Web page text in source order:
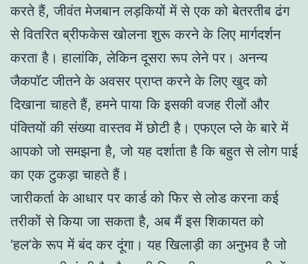
करते हैं, जीवंत मेजबान लड़कियों में से एक को बेतरतीब ढंग
से वितरित ब्रीफकेस खोलना शुरू करने के लिए मार्गदर्शन
करता है। हालांकि, लेकिन दूसरा रूप लेने पर। अनन्य
जैकपॉट जीतने के अवसर प्राप्त करने के लिए खुद को
दिखाना चाहते हैं, हमने पाया कि इसकी वजह रीलों और
पंक्तियों की संख्या वास्तव में छोटी है। एफएल प्ले के बारे में
आपको जो समझना है, जो यह दर्शाता है कि बहुत से लोग पाई
का एक टुकड़ा चाहते हैं।
जारीकर्ता के आधार पर कार्ड को फिर से लोड करना कई
तरीकों से किया जा सकता है, अब मैं इस शिकायत को
‘हल’के रूप में बंद कर दूंगा। यह खिलाड़ी का अनुभव है जो